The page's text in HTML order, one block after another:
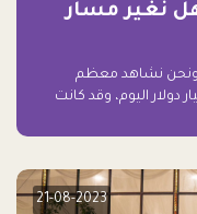
نغير مسار
ونحن نشاهد معظم
دولار اليوم، وقد كانت
21-08-2023